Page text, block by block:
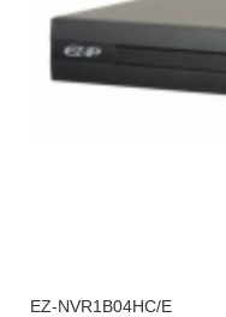
EZ-NVR1B04HC/E